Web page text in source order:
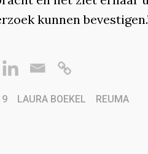
kunnen
LAURA BOEKEL
REUMA